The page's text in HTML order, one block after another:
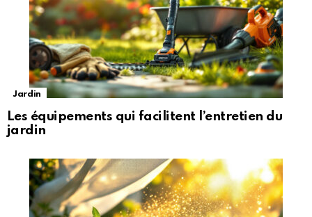
Jardin
Les équipements qui facilitent l’entretien du
jardin